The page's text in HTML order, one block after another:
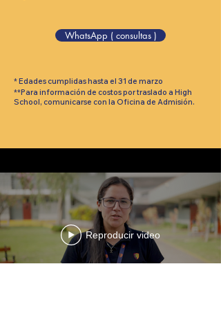
WhatsApp ( consultas )
* Edades cumplidas hasta el 31 de marzo
**Para información de costos por traslado a High
School, comunicarse con la Oficina de Admisión.
Reproducir video